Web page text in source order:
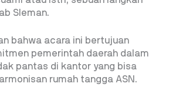
Sleman.
bahwa acara ini bertujuan
pemerintah daerah dalam
pantas di kantor yang bisa
rumah tangga ASN.